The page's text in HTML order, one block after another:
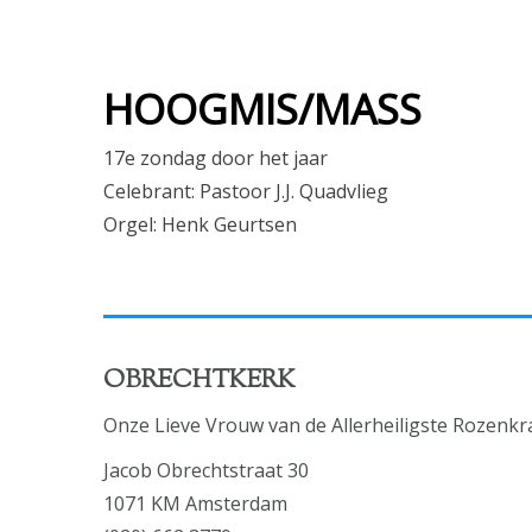
HOOGMIS/MASS
17e zondag door het jaar
Celebrant: Pastoor J.J. Quadvlieg
Orgel: Henk Geurtsen
OBRECHTKERK
Onze Lieve Vrouw van de Allerheiligste
Jacob Obrechtstraat 30
1071 KM Amsterdam